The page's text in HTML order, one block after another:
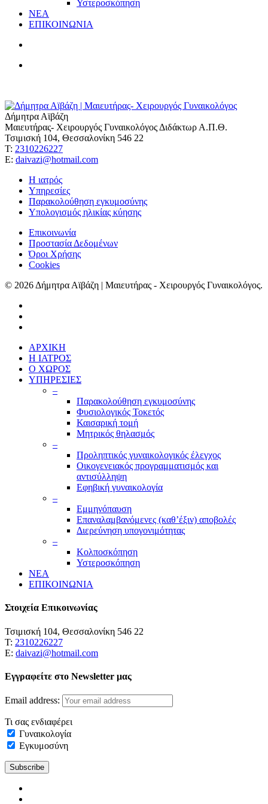
Υστεροσκόπηση
ΝΕΑ
ΕΠΙΚΟΙΝΩΝΙΑ
Δήμητρα Αϊβάζη
Μαιευτήρας- Χειρουργός Γυναικολόγος Διδάκτωρ Α.Π.Θ.
Τσιμισκή 104, Θεσσαλονίκη 546 22
Τ: 2310226227
Ε: daivazi@hotmail.com
Η ιατρός
Υπηρεσίες
Παρακολούθηση εγκυμοσύνης
Υπολογισμός ηλικίας κύησης
Επικοινωνία
Προστασία Δεδομένων
Όροι Χρήσης
Cookies
© 2026 Δήμητρα Αϊβάζη | Μαιευτήρας - Χειρουργός Γυναικολόγος.
ΑΡΧΙΚΗ
Η ΙΑΤΡΟΣ
Ο ΧΩΡΟΣ
ΥΠΗΡΕΣΙΕΣ
–
Παρακολούθηση εγκυμοσύνης
Φυσιολογικός Τοκετός
Καισαρική τομή
Μητρικός θηλασμός
–
Προληπτικός γυναικολογικός έλεγχος
Οικογενειακός προγραμματισμός και
αντισύλληψη
Εφηβική γυναικολογία
–
Εμμηνόπαυση
Επαναλαμβανόμενες (καθ’έξιν) αποβολές
Διερεύνηση υπογονιμότητας
–
Κολποσκόπηση
Υστεροσκόπηση
ΝΕΑ
ΕΠΙΚΟΙΝΩΝΙΑ
Στοιχεία Επικοινωνίας
Τσιμισκή 104, Θεσσαλονίκη 546 22
Τ: 2310226227
Ε: daivazi@hotmail.com
Εγγραφείτε στο Newsletter μας
Email address:
Τι σας ενδιαφέρει
Γυναικολογία
Εγκυμοσύνη